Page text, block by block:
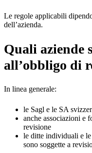
Le regole applicabili
dell’azienda.
Quali aziende
all’obbligo di
In linea generale:
le Sagl e le SA
anche associazioni e
revisione
le ditte individuali e le
sono soggette a